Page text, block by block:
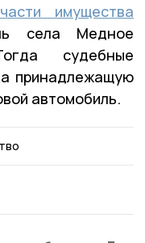
части имущества
села Медное
судебные
принадлежащую
автомобиль.